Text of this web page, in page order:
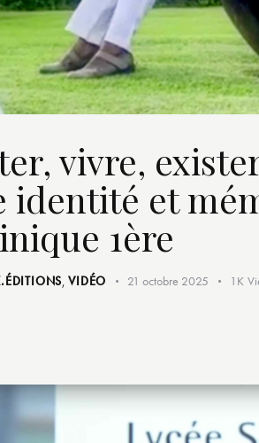
vivre,
identité et
1ère
,VIDÉO 21 octobre 2025 1K